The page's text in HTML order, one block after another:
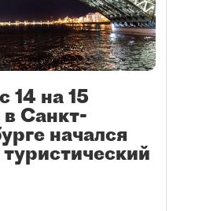
14 на 15
Санкт-
начался